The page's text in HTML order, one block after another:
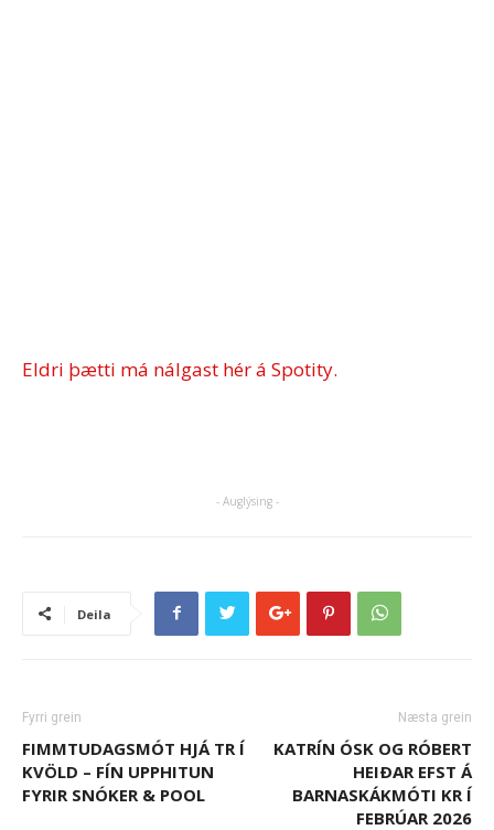
Eldri þætti má nálgast hér á Spotity.
- Auglýsing -
Deila
Fyrri grein
FIMMTUDAGSMÓT HJÁ TR Í
KVÖLD – FÍN UPPHITUN
FYRIR SNÓKER & POOL
Næsta grein
KATRÍN ÓSK OG RÓBERT
HEIÐAR EFST Á
BARNASKÁKMÓTI KR Í
FEBRÚAR 2026